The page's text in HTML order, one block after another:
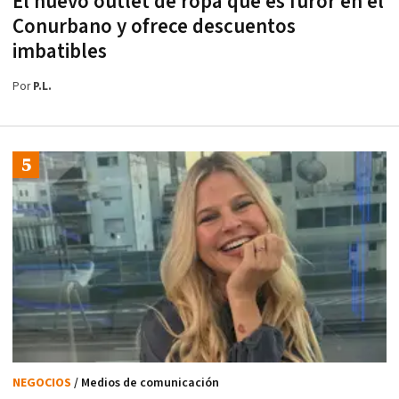
Conurbano y ofrece descuentos
imbatibles
PorP.L.
NEGOCIOS / Medios de comunicación